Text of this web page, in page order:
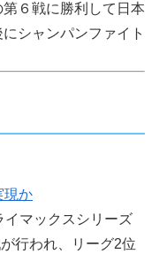
６戦に勝利して日本
シャンパンファイト
現か
イマックスシリーズ
行われ、リーグ2位